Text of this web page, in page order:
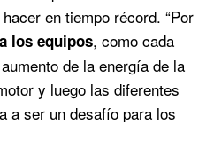
en tiempo récord. “Por
los equipos, como cada
de la energía de la
y luego las diferentes
a ser un desafío para los